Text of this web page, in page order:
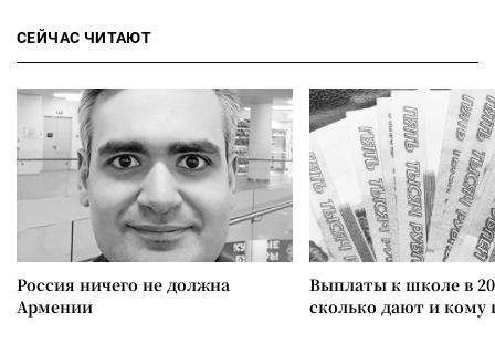
СЕЙЧАС ЧИТАЮТ
Россия ничего не должна
Армении
Выплаты к школе в
сколько дают и